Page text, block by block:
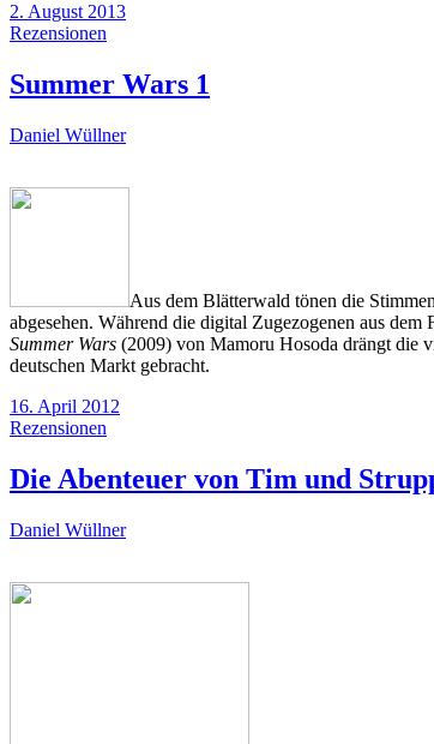
2. August 2013
Rezensionen
Summer Wars 1
Daniel Wüllner
Aus dem Blätterwald tönen die
abgesehen. Während die digital Zugezogenen aus
Summer Wars (2009) von Mamoru Hosoda drängt die
deutschen Markt gebracht.
16. April 2012
Rezensionen
Die Abenteuer von Tim und
Daniel Wüllner